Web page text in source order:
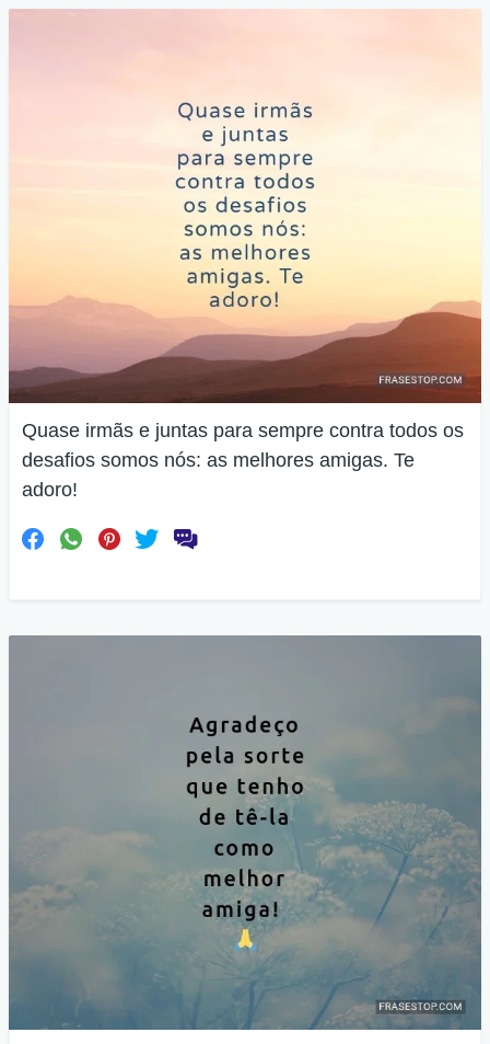
Quase irmãs e juntas para sempre contra todos os
desafios somos nós: as melhores amigas. Te
adoro!